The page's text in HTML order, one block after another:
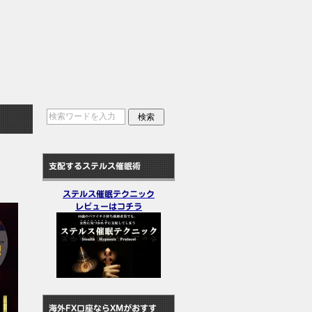
支配するステルス催眠術
ステルス催眠テクニック
レビューはコチラ
海外FX口座ならXMがおすす